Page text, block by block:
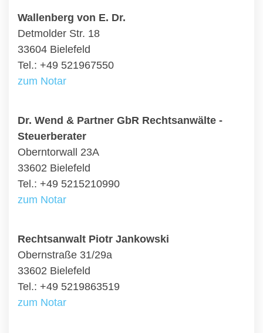
Wallenberg von E. Dr.
Detmolder Str. 18
33604 Bielefeld
Tel.: +49 521967550
zum Notar
Dr. Wend & Partner GbR Rechtsanwälte -
Steuerberater
Oberntorwall 23A
33602 Bielefeld
Tel.: +49 5215210990
zum Notar
Rechtsanwalt Piotr Jankowski
Obernstraße 31/29a
33602 Bielefeld
Tel.: +49 5219863519
zum Notar